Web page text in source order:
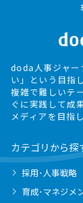
doda人事ジャー
い」という目指
複雑で難しいテ
ぐに実践して成
メディアを目指
カテゴリから探
採用･人事戦略
育成･マネジメ